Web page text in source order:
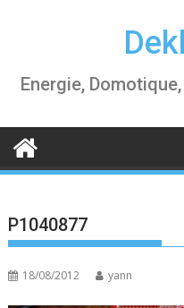
Energie,
P1040877
18/08/2012 yann